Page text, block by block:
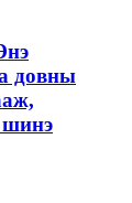
довны
шинэ